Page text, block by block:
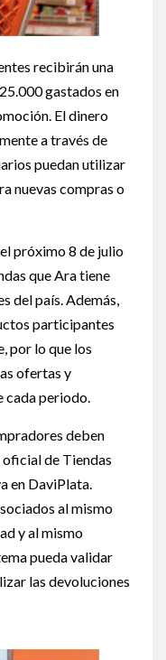
recibirán una
gastados en
El dinero
a través de
puedan utilizar
nuevas compras o
próximo 8 de julio
que Ara tiene
del país. Además,
participantes
por lo que los
ofertas y
periodo.
deben
de Tiendas
en DaviPlata.
al mismo
y al mismo
pueda validar
las devoluciones